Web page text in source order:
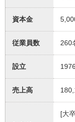
資本金
従業員数 260
設立
売上高
[大